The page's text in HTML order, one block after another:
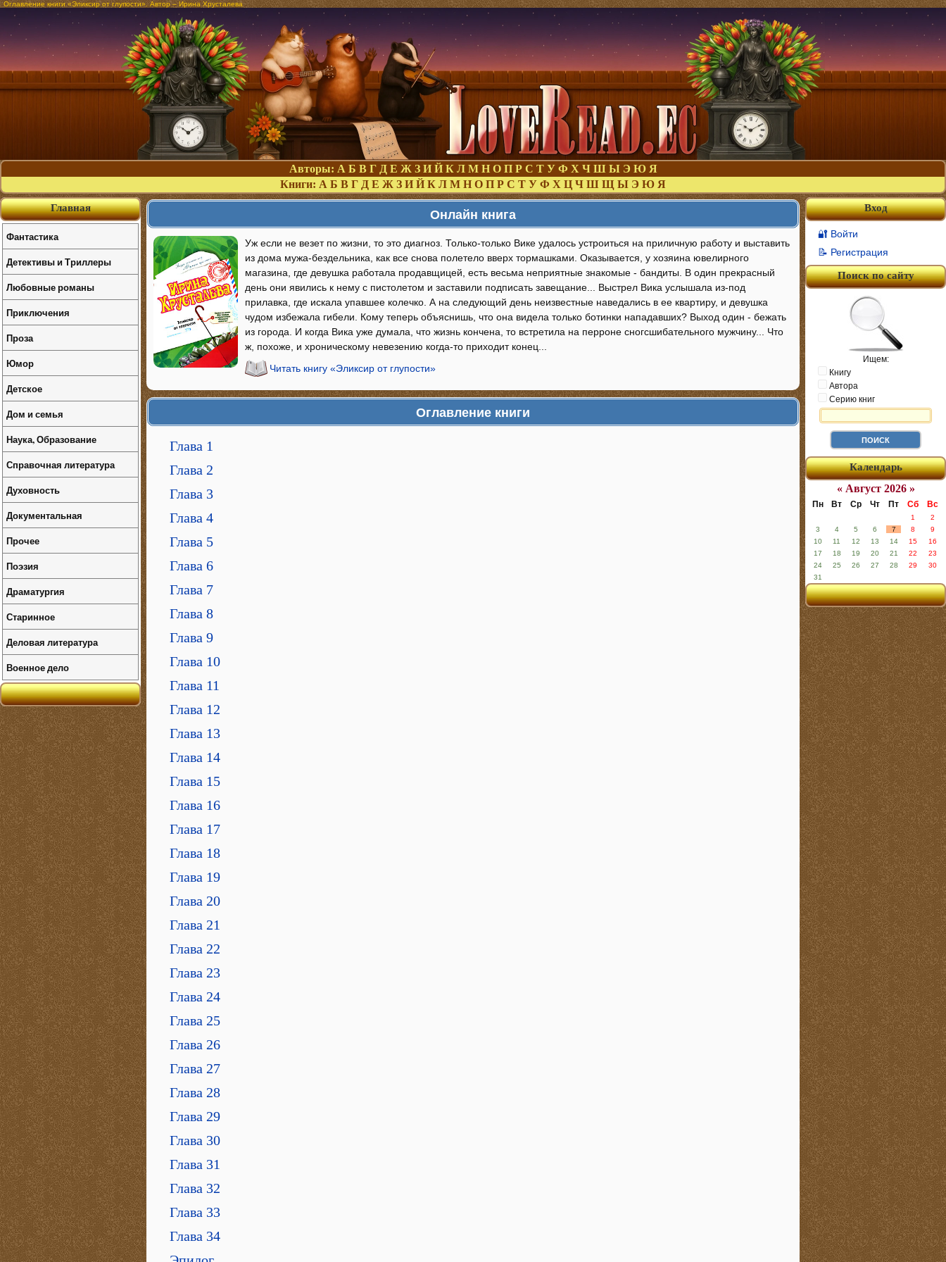
Оглавление книги «Эликсир от глупости». Автор – Ирина Хрусталева
Авторы: А Б В Г Д Е Ж З И Й К Л М Н О П Р С Т У Ф Х Ч Ш Ы Э Ю Я
Книги: А Б В Г Д Е Ж З И Й К Л М Н О П Р С Т У Ф Х Ц Ч Ш Щ Ы Э Ю Я
Онлайн книга
Уж если не везет по жизни, то это диагноз. Только-только Вике удалось устроиться на приличную работу и выставить
из дома мужа-бездельника, как все снова полетело вверх тормашками. Оказывается, у хозяина ювелирного
магазина, где девушка работала продавщицей, есть весьма неприятные знакомые - бандиты. В один прекрасный
день они явились к нему с пистолетом и заставили подписать завещание... Выстрел Вика услышала из-под
прилавка, где искала упавшее колечко. А на следующий день неизвестные наведались в ее квартиру, и девушка
чудом избежала гибели. Кому теперь объяснишь, что она видела только ботинки нападавших? Выход один - бежать
из города. И когда Вика уже думала, что жизнь кончена, то встретила на перроне сногсшибательного мужчину... Что
ж, похоже, и хроническому невезению когда-то приходит конец...
Читать книгу «Эликсир от глупости»
Оглавление книги
Глава 1
Глава 2
Глава 3
Глава 4
Глава 5
Глава 6
Глава 7
Глава 8
Глава 9
Глава 10
Глава 11
Глава 12
Глава 13
Глава 14
Глава 15
Глава 16
Глава 17
Глава 18
Глава 19
Глава 20
Глава 21
Глава 22
Глава 23
Глава 24
Глава 25
Глава 26
Глава 27
Глава 28
Глава 29
Глава 30
Глава 31
Глава 32
Глава 33
Глава 34
Вход
🔐 Войти
📝 Регистрация
Поиск по сайту
Ищем:
Книгу
Автора
Серию книг
Календарь
« Август 2026 »
Пн Вт Ср Чт Пт Сб Вс
1
2
3
4 5 6 7 8
9
10
11 12 13 14 15
16
17
18 19 20 21 22
23
24
25 26 27 28 29
30
31
Главная
Фантастика
Детективы и Триллеры
Любовные романы
Приключения
Проза
Юмор
Детское
Дом и семья
Наука, Образование
Справочная литература
Духовность
Документальная
Прочее
Поэзия
Драматургия
Старинное
Деловая литература
Военное дело